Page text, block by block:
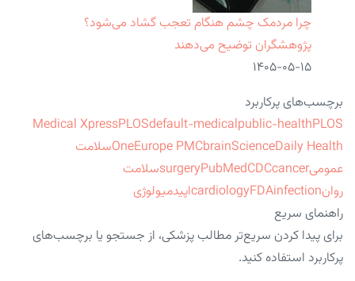
چرا مردمک چشم هنگام تعجب گشاد می‌شود؟
پژوهشگران توضیح می‌دهند
۱۴۰۵-۰۵-۱۵
برچسب‌های پرکاربرد
Medical XpressPLOSdefault-medicalpublic-healthPLOS
OneEurope PMCbrainScienceDaily Health
سلامت
عمومی
surgeryPubMedCDCcancer
سلامت
روان
cardiologyFDAinfection
اپیدمیولوژی
راهنمای سریع
برای پیدا کردن سریع‌تر مطالب پزشکی، از جستجو یا برچسب‌های
پرکاربرد استفاده کنید.